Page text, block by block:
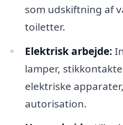
som udskiftning af
toiletter.
Elektrisk arbejde:
lamper,
elektriske
autorisation.